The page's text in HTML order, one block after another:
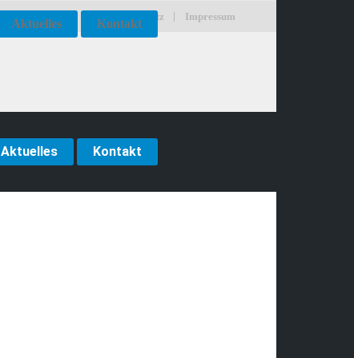
Datenschutz Impressum
Aktuelles Kontakt
Aktuelles Kontakt